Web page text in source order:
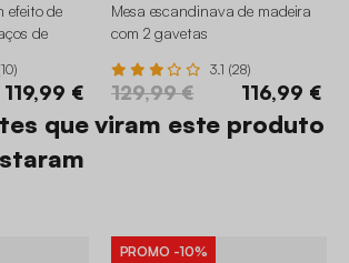
efeito de
de
119,99 €
Mesa escandinava de madeira
com 2 gavetas
3.1 (28)
129,99 € 116,99 €
que viram este produto
PROMO -10%